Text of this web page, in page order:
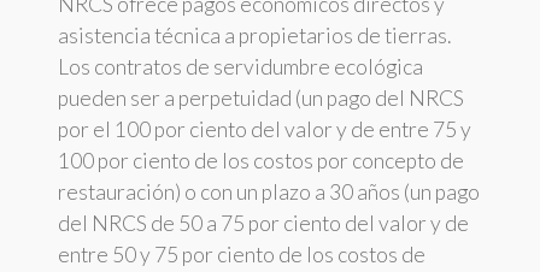
asistencia técnica a propietarios de tierras.
Los contratos de servidumbre ecológica
pueden ser a perpetuidad (un pago del NRCS
por el 100 por ciento del valor y de entre 75 y
100 por ciento de los costos por concepto de
restauración) o con un plazo a 30 años (un pago
del NRCS de 50 a 75 por ciento del valor y de
entre 50 y 75 por ciento de los costos de